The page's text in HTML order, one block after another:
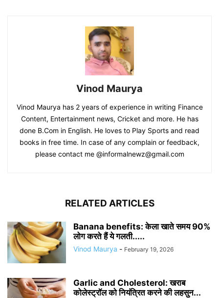
Vinod Maurya
Vinod Maurya has 2 years of experience in writing Finance
Content, Entertainment news, Cricket and more. He has
done B.Com in English. He loves to Play Sports and read
books in free time. In case of any complain or feedback,
please contact me @informalnewz@gmail.com
RELATED ARTICLES
Banana benefits: केला खाते समय 90%
लोग करते हैं ये गलती.....
Vinod Maurya - February 19, 2026
Garlic and Cholesterol: खराब
कोलेस्ट्रॉल को नियंत्रित करने की लहसुन...